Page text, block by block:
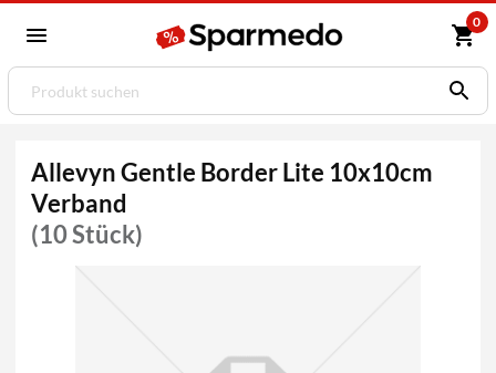
0
Allevyn Gentle Border Lite 10x10cm
Verband
(10 Stück)